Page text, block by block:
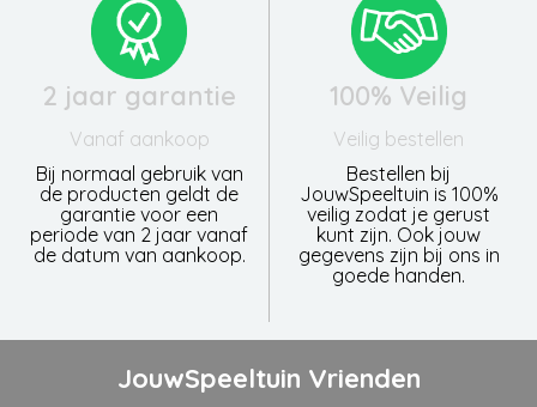
2 jaar garantie
Vanaf aankoop
Bij normaal gebruik van
de producten geldt de
garantie voor een
periode van 2 jaar vanaf
de datum van aankoop.
100% Veilig
Veilig bestellen
Bestellen bij
JouwSpeeltuin is 100%
veilig zodat je gerust
kunt zijn. Ook jouw
gegevens zijn bij ons in
goede handen.
JouwSpeeltuin Vrienden